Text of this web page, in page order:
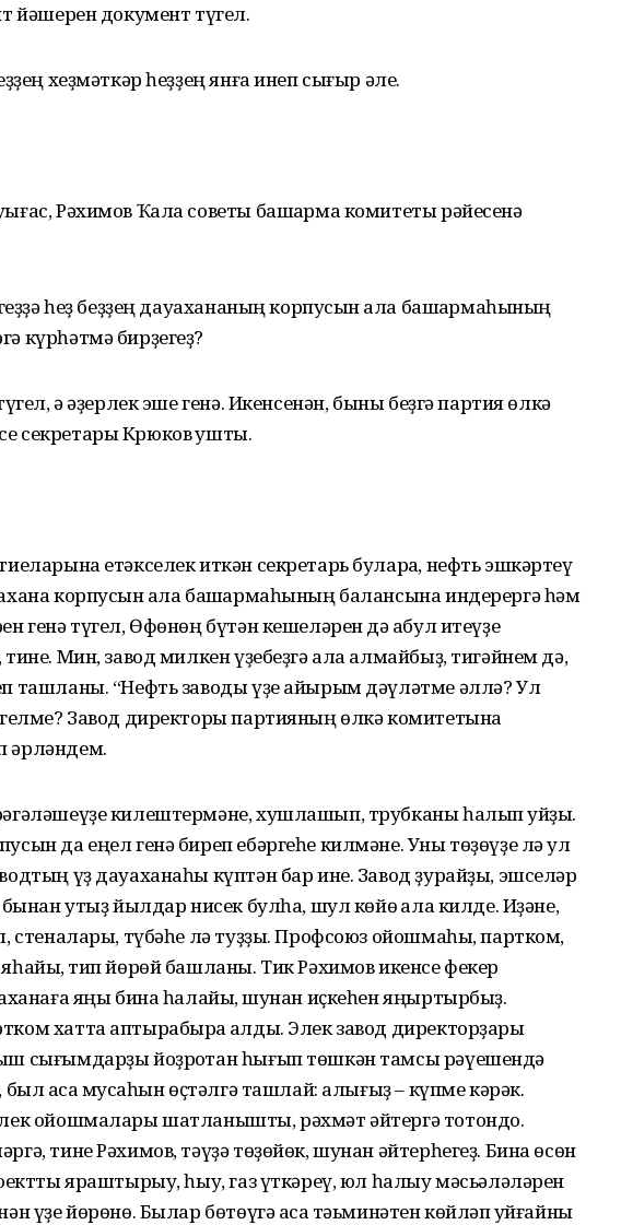
йәшерен документ түгел.
хеҙмәткәр һеҙҙең янға инеп сығыр әле.
Рәхимов Ҡала советы башҡарма комитеты рәйесенә
һеҙ беҙҙең дауахананың корпусын ҡала башҡармаһының
күрһәтмә бирҙегеҙ?
ә әҙерлек эше генә. Икенсенән, быны беҙгә партия өлкә
секретары Крюков ҡушты.
етәкселек иткән секретарь булараҡ, нефть эшкәртеү
корпусын ҡала башҡармаһының балансына индерергә һәм
генә түгел, Өфөнөң бүтән кешеләрен дә ҡабул итеүҙе
Мин, завод милкен үҙебеҙгә ала алмайбыҙ, тигәйнем дә,
ташланы. “Нефть заводы үҙе айырым дәүләтме әллә? Ул
Завод директоры партияның өлкә комитетына
әрләндем.
килештермәне, хушлашып, трубканы һалып ҡуйҙы.
да еңел генә биреп ебәргеһе килмәне. Уны төҙөүҙе лә ул
үҙ дауаханаһы күптән бар ине. Завод ҙурайҙы, эшселәр
бынан утыҙ йылдар нисек булһа, шул көйө ҡала килде. Иҙәне,
стеналары, түбәһе лә туҙҙы. Профсоюз ойошмаһы, партком,
тип йөрөй башланы. Тик Рәхимов икенсе фекер
яңы бина һалайыҡ, шунан иҫкеһен яңыртырбыҙ.
хатта аптырабыраҡ ҡалды. Элек завод директорҙары
сығымдарҙы йоҙроҡтан һығып төшкән тамсы рәүешендә
аҡса муҡсаһын өҫтәлгә ташлай: алығыҙ – күпме кәрәк.
ойошмалары шатланышты, рәхмәт әйтергә тотондо.
тине Рәхимов, тәүҙә төҙөйөк, шунан әйтерһегеҙ. Бина өсөн
яраштырыу, һыу, газ үткәреү, юл һалыу мәсьәләләрен
үҙе йөрөнө. Былар бөтөүгә аҡса тәьминәтен көйләп ҡуйғайны